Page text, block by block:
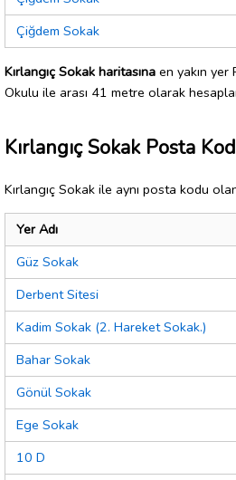
Çiğdem Sokak
Kırlangıç Sokak haritasına en yakın
Okulu ile arası 41 metre olarak
Kırlangıç Sokak Posta
Kırlangıç Sokak ile aynı posta kodu
Yer Adı
Güz Sokak
Derbent Sitesi
Kadim Sokak (2. Hareket Sokak.)
Bahar Sokak
Gönül Sokak
Ege Sokak
10 D